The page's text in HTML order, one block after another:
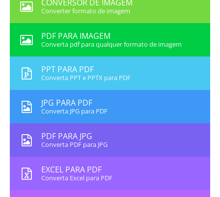
CONVERSOR DE IMAGEM
Converter formato de imagem
PDF PARA IMAGEM
Converta pdf para qualquer formato de imagem
PPT PARA PDF
Converta PPT e PPTX para PDF
JPG PARA PDF
Converta JPG para PDF
PDF PARA JPG
Converta PDF para JPG
EXCEL PARA PDF
Converta Excel para PDF